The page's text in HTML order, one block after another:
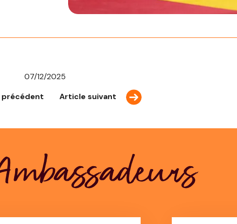
07/12/2025
Article suivant